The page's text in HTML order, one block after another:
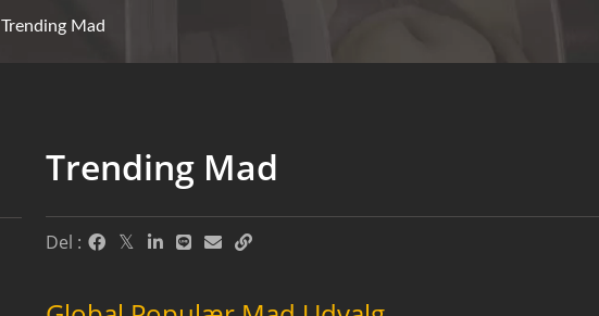
Trending Mad
Trending Mad
Del :